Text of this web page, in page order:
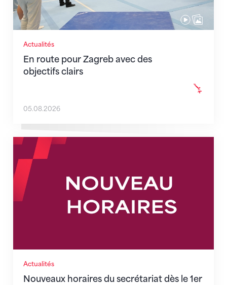
Actualités
En route pour Zagreb avec des
objectifs clairs
05.08.2026
Actualités
Nouveaux horaires du secrétariat dès le 1er
Nouveaux horaires du secrétariat dès le 1er août